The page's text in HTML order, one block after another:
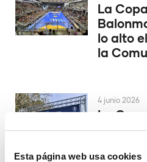
Esta página web usa cookies
La
lo alto
la
La
4 junio 2026